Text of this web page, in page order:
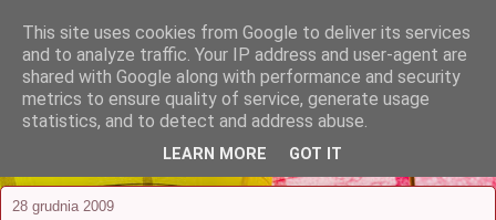
stuczynscy.waw.pl
...czyli coś, co zaczęło się jako relacja
28 grudnia 2009
This site uses cookies from Google to deliver its services
and to analyze traffic. Your IP address and user-agent are
shared with Google along with performance and security
metrics to ensure quality of service, generate usage
statistics, and to detect and address abuse.
LEARN MORE GOT IT